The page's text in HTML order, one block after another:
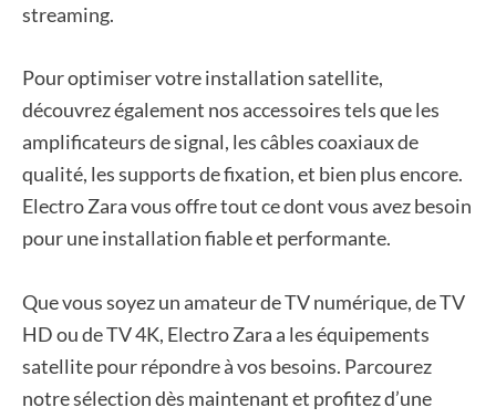
streaming.
Pour optimiser votre installation satellite,
découvrez également nos accessoires tels que les
amplificateurs de signal, les câbles coaxiaux de
qualité, les supports de fixation, et bien plus encore.
Electro Zara vous offre tout ce dont vous avez besoin
pour une installation fiable et performante.
Que vous soyez un amateur de TV numérique, de TV
HD ou de TV 4K, Electro Zara a les équipements
satellite pour répondre à vos besoins. Parcourez
notre sélection dès maintenant et profitez d’une